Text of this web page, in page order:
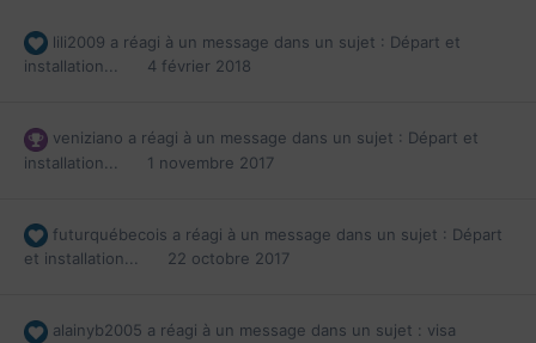
lili2009 a réagi à un message dans un sujet : Départ et
installation...
4 février 2018
veniziano a réagi à un message dans un sujet : Départ et
installation...
1 novembre 2017
futurquébecois a réagi à un message dans un sujet : Départ
et installation...
22 octobre 2017
alainyb2005 a réagi à un message dans un sujet : visa